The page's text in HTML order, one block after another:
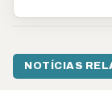
NOTÍCIAS